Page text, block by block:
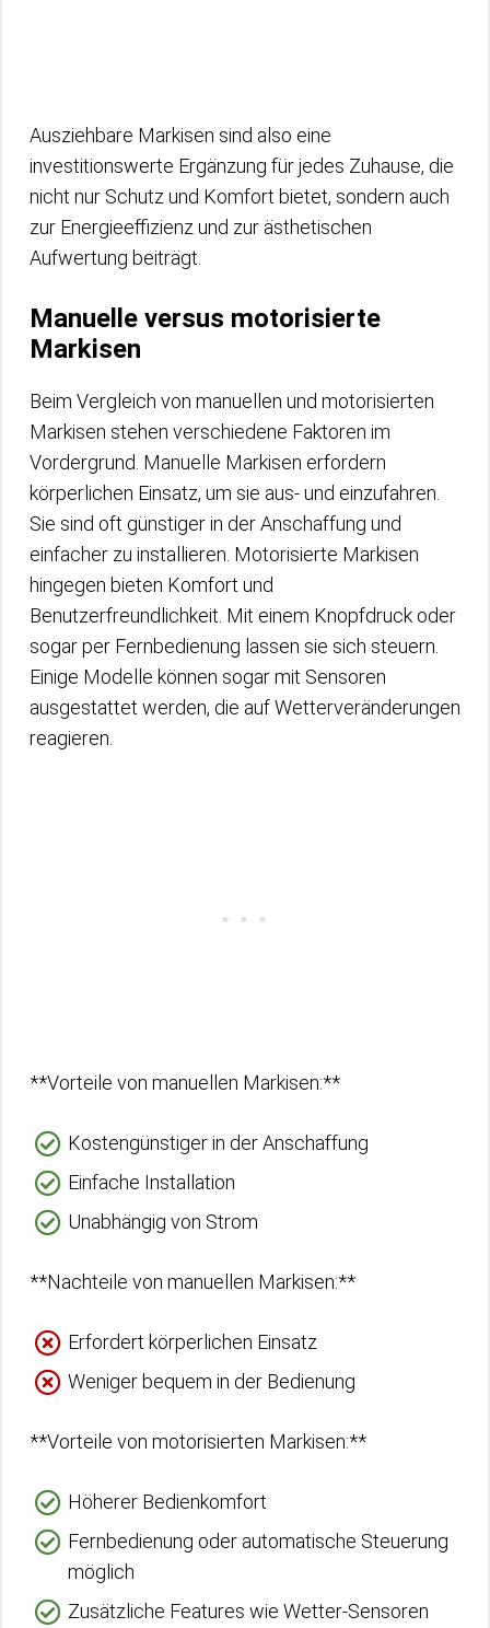
Ausziehbare Markisen sind also eine
investitionswerte Ergänzung für jedes Zuhause, die
nicht nur Schutz und Komfort bietet, sondern auch
zur Energieeffizienz und zur ästhetischen
Aufwertung beiträgt.
Manuelle versus motorisierte
Markisen
Beim Vergleich von manuellen und motorisierten
Markisen stehen verschiedene Faktoren im
Vordergrund. Manuelle Markisen erfordern
körperlichen Einsatz, um sie aus- und einzufahren.
Sie sind oft günstiger in der Anschaffung und
einfacher zu installieren. Motorisierte Markisen
hingegen bieten Komfort und
Benutzerfreundlichkeit. Mit einem Knopfdruck oder
sogar per Fernbedienung lassen sie sich steuern.
Einige Modelle können sogar mit Sensoren
ausgestattet werden, die auf Wetterveränderungen
reagieren.
**Vorteile von manuellen Markisen:**
Kostengünstiger in der Anschaffung
Einfache Installation
Unabhängig von Strom
**Nachteile von manuellen Markisen:**
Erfordert körperlichen Einsatz
Weniger bequem in der Bedienung
**Vorteile von motorisierten Markisen:**
Höherer Bedienkomfort
Fernbedienung oder automatische Steuerung
möglich
Zusätzliche Features wie Wetter-Sensoren